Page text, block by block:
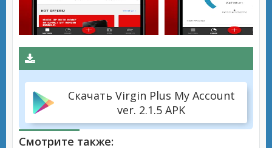
Скачать Virgin Plus My Account
ver. 2.1.5 APK
Смотрите также: